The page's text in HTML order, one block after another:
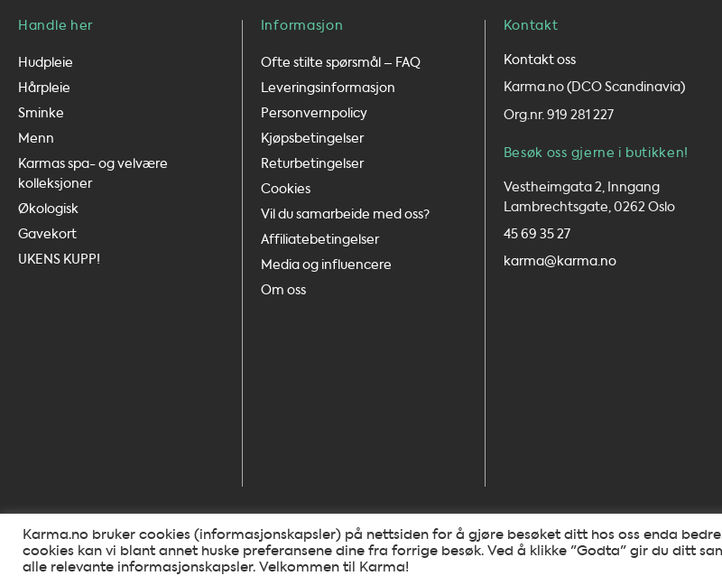
Handle her
Hudpleie
Hårpleie
Sminke
Menn
Karmas spa- og velvære
kolleksjoner
Økologisk
Gavekort
UKENS KUPP!
Informasjon
Ofte stilte spørsmål – FAQ
Leveringsinformasjon
Personvernpolicy
Kjøpsbetingelser
Returbetingelser
Cookies
Vil du samarbeide med oss?
Affiliatebetingelser
Media og influencere
Om oss
Kontakt
Kontakt oss
Karma.no (DCO Scandinavia)
Org.nr. 919 281 227
Besøk oss gjerne i butikken!
Vestheimgata 2, Inngang
Lambrechtsgate, 0262 Oslo
45 69 35 27
karma@karma.no
Copyright 2026 ©
Karma.no bruker cookies (informasjonskapsler) på nettsiden for å gjøre besøket ditt hos oss enda
cookies kan vi blant annet huske preferansene dine fra forrige besøk. Ved å klikke "Godta" gir du ditt
alle relevante informasjonskapsler. Velkommen til Karma!